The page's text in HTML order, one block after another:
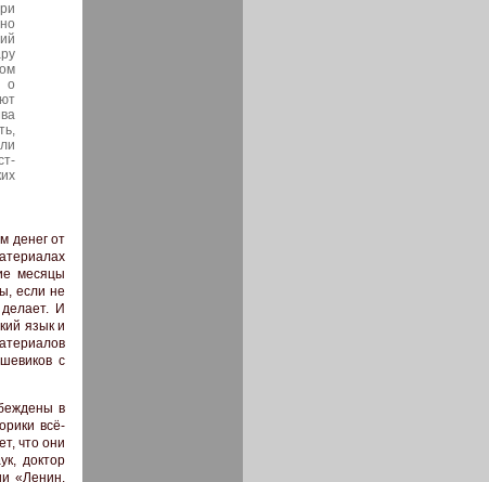
о
денег от
месяцы
если не
И
язык и
с
в
всё-
что они
доктор
«Ленин.